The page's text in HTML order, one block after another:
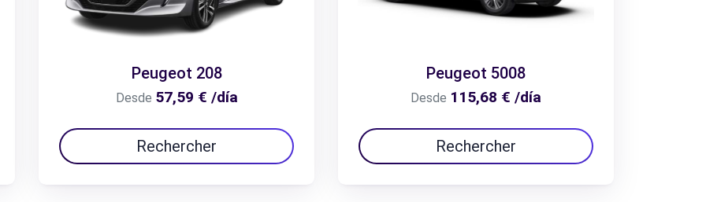
Peugeot 208
Desde 57,59 € /día
Rechercher
Peugeot 5008
Desde 115,68 € /día
Rechercher